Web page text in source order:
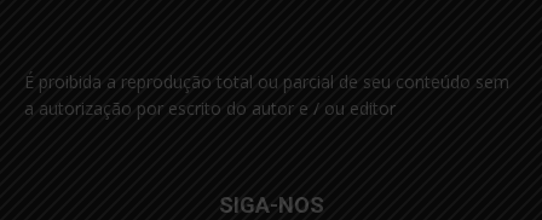
É proibida a reprodução total ou parcial de seu conteúdo sem
a autorização por escrito do autor e / ou editor
SIGA-NOS